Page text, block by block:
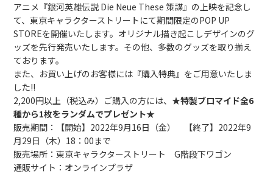
Contact Us
アニメ『銀河英雄伝説 Die Neue These 策謀』の上映を記念し
て、東京キャラクターストリートにて期間限定のPOP UP
STOREを開催いたします。オリジナル描き起こしデザインのグ
ッズを先行発売いたします。その他、多数のグッズを取り揃え
ております。
また、お買い上げのお客様には『購入特典』をご用意いたしま
した!!
2,200円以上（税込み）ご購入の方には、★特製ブロマイド全6
種から1枚をランダムでプレゼント★
販売期間：【開始】2022年9月16日（金） 【終了】2022年9
月29日（木）18：00まで
販売場所：東京キャラクターストリート G階段下ワゴン
通販サイト：オンラインプラザ